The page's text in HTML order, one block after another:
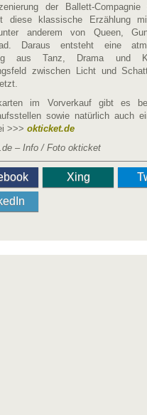
der Ballett-
diese klassische Erzählung
anderem von Queen,
Daraus entsteht eine
aus Tanz, Drama und
zwischen Licht und
im Vorverkauf gibt es
sowie natürlich auch
>>> okticket.de
– Info / Foto okticket
Xing